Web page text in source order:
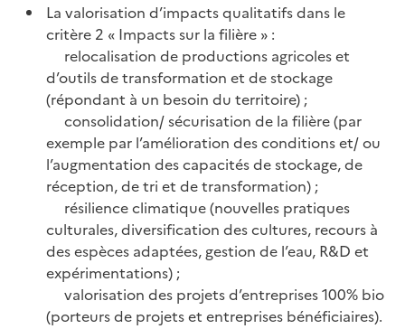
La valorisation d’impacts qualitatifs dans le
critère 2 « Impacts sur la filière » :
relocalisation de productions agricoles et
d’outils de transformation et de stockage
(répondant à un besoin du territoire) ;
consolidation/ sécurisation de la filière (par
exemple par l’amélioration des conditions et/ ou
l’augmentation des capacités de stockage, de
réception, de tri et de transformation) ;
résilience climatique (nouvelles pratiques
culturales, diversification des cultures, recours à
des espèces adaptées, gestion de l’eau, R&D et
expérimentations) ;
valorisation des projets d’entreprises 100% bio
(porteurs de projets et entreprises bénéficiaires).